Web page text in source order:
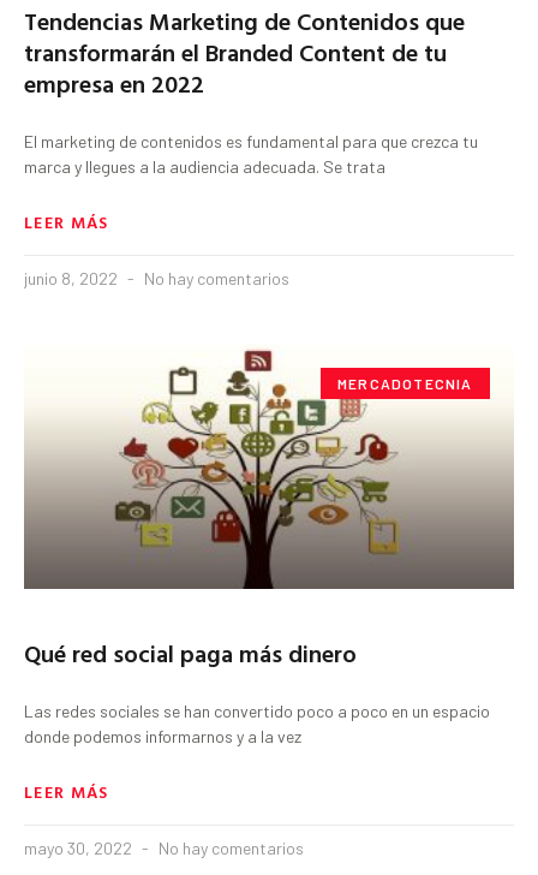
Tendencias Marketing de Contenidos que
transformarán el Branded Content de tu
empresa en 2022
El marketing de contenidos es fundamental para que crezca tu
marca y llegues a la audiencia adecuada. Se trata
LEER MÁS
junio 8, 2022 No hay comentarios
MERCADOTECNIA
Qué red social paga más dinero
Las redes sociales se han convertido poco a poco en un espacio
donde podemos informarnos y a la vez
LEER MÁS
mayo 30, 2022 No hay comentarios